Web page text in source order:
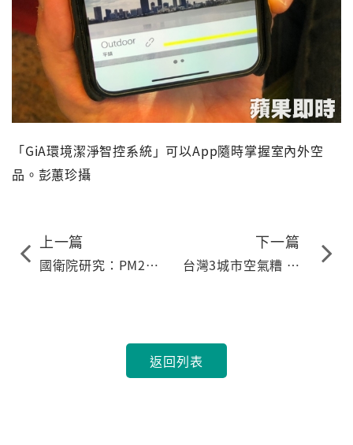
「GiA環境潔淨智控系統」可以App隨時掌握室內外空
品。彭蕙珍攝
上一篇
國衛院研究：PM2.5
下一篇
台灣3城市空氣糟 全
返回列表